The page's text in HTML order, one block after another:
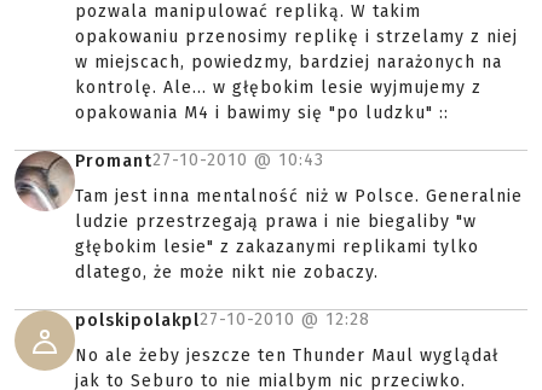
pozwala manipulować repliką. W takim
opakowaniu przenosimy replikę i strzelamy z niej
w miejscach, powiedzmy, bardziej narażonych na
kontrolę. Ale... w głębokim lesie wyjmujemy z
opakowania M4 i bawimy się "po ludzku" ::
Promant27-10-2010 @ 10:43
Tam jest inna mentalność niż w Polsce. Generalnie
ludzie przestrzegają prawa i nie biegaliby "w
głębokim lesie" z zakazanymi replikami tylko
dlatego, że może nikt nie zobaczy.
polskipolakpl27-10-2010 @ 12:28
No ale żeby jeszcze ten Thunder Maul wyglądał
jak to Seburo to nie mialbym nic przeciwko.